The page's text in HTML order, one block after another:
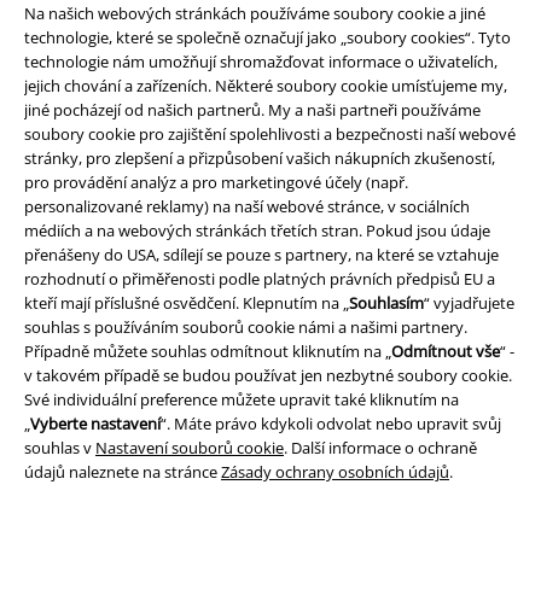
Na našich webových stránkách používáme soubory cookie a jiné
technologie, které se společně označují jako „soubory cookies“. Tyto
technologie nám umožňují shromažďovat informace o uživatelích,
jejich chování a zařízeních. Některé soubory cookie umísťujeme my,
jiné pocházejí od našich partnerů. My a naši partneři používáme
soubory cookie pro zajištění spolehlivosti a bezpečnosti naší webové
stránky, pro zlepšení a přizpůsobení vašich nákupních zkušeností,
pro provádění analýz a pro marketingové účely (např.
personalizované reklamy) na naší webové stránce, v sociálních
médiích a na webových stránkách třetích stran. Pokud jsou údaje
přenášeny do USA, sdílejí se pouze s partnery, na které se vztahuje
rozhodnutí o přiměřenosti podle platných právních předpisů EU a
kteří mají příslušné osvědčení. Klepnutím na „Souhlasím“ vyjadřujete
souhlas s používáním souborů cookie námi a našimi partnery.
Případně můžete souhlas odmítnout kliknutím na „Odmítnout vše“ -
v takovém případě se budou používat jen nezbytné soubory cookie.
Své individuální preference můžete upravit také kliknutím na
„Vyberte nastavení“. Máte právo kdykoli odvolat nebo upravit svůj
souhlas v Nastavení souborů cookie. Další informace o ochraně
údajů naleznete na stránceZásady ochrany osobních údajů.
Právní informace
Podmínky
Prohlášení
Ochrana osobních údajů